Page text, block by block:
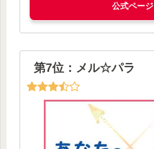
公式ページ
第7位：メル☆パラ